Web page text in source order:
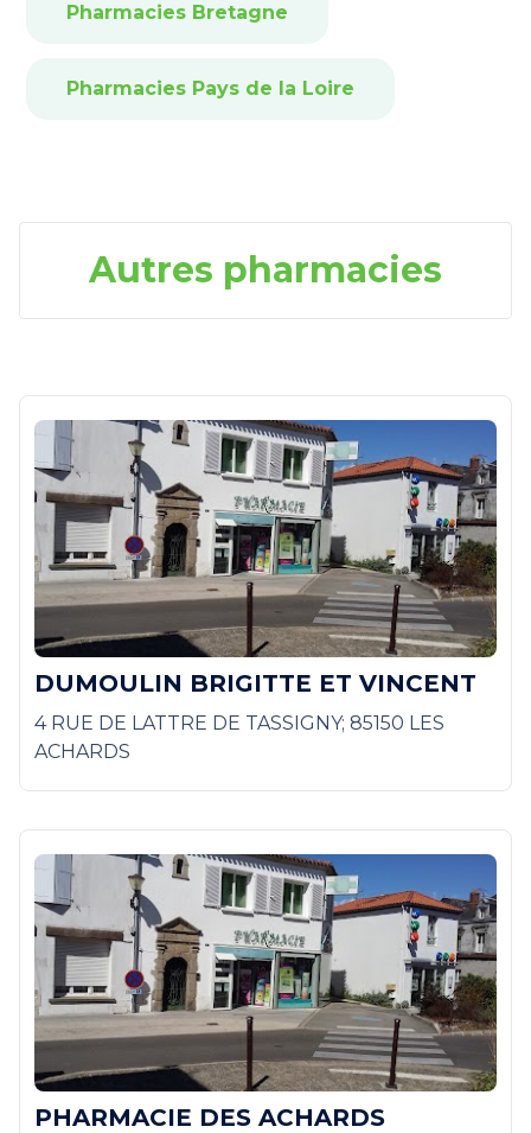
Pharmacies Bretagne
Pharmacies Pays de la Loire
Autres pharmacies
DUMOULIN BRIGITTE ET VINCENT
4 RUE DE LATTRE DE TASSIGNY; 85150 LES
ACHARDS
PHARMACIE DES ACHARDS